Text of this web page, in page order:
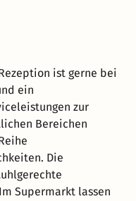
ist gerne bei
ein
zur
Bereichen
Die
Supermarkt lassen